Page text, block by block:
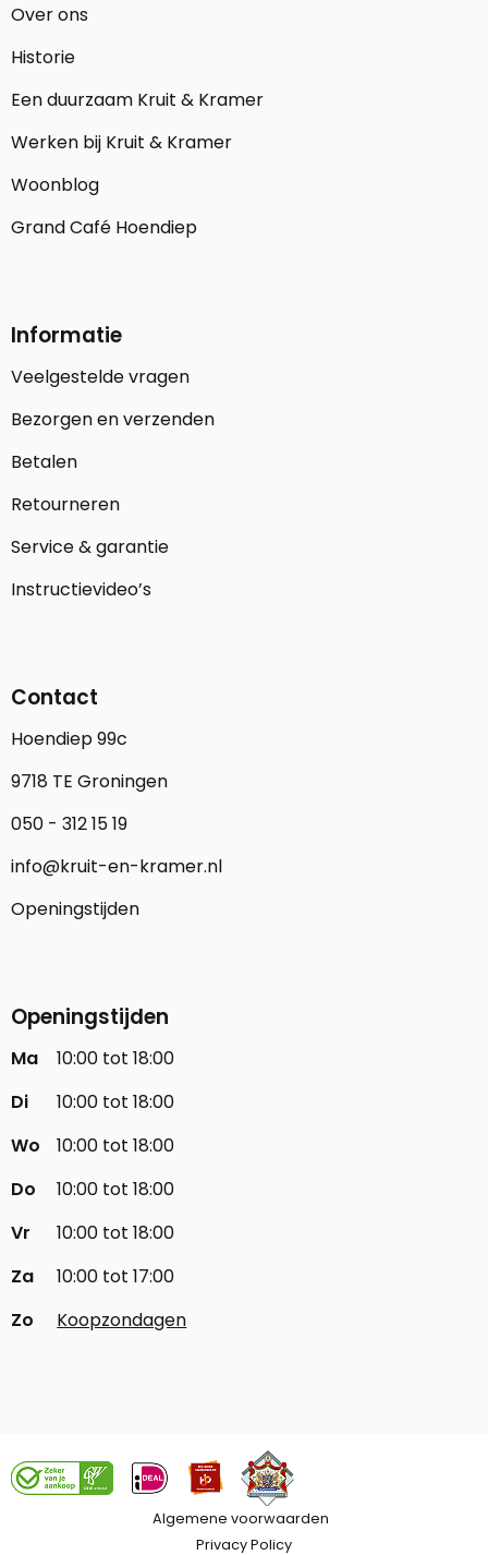
Over ons
Historie
Een duurzaam Kruit & Kramer
Werken bij Kruit & Kramer
Woonblog
Grand Café Hoendiep
Informatie
Veelgestelde vragen
Bezorgen en verzenden
Betalen
Retourneren
Service & garantie
Instructievideo’s
Contact
Hoendiep 99c
9718 TE Groningen
050 - 312 15 19
info@kruit-en-kramer.nl
Openingstijden
Openingstijden
Ma
10:00 tot 18:00
Di
10:00 tot 18:00
Wo
10:00 tot 18:00
Do
10:00 tot 18:00
Vr
10:00 tot 18:00
Za
10:00 tot 17:00
Zo
Koopzondagen
Algemene voorwaarden
Privacy Policy